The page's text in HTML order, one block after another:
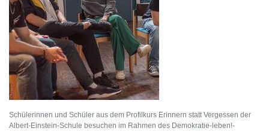
Schülerinnen und Schüler aus dem Profilkurs Erinnern statt Vergessen der
Albert-Einstein-Schule besuchen im Rahmen des Demokratie-leben!-